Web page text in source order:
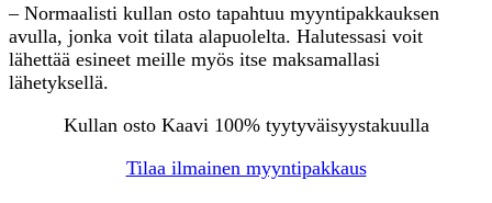
– Normaalisti kullan osto tapahtuu myyntipakkauksen
avulla, jonka voit tilata alapuolelta. Halutessasi voit
lähettää esineet meille myös itse maksamallasi
lähetyksellä.
Kullan osto Kaavi 100% tyytyväisyystakuulla
Tilaa ilmainen myyntipakkaus